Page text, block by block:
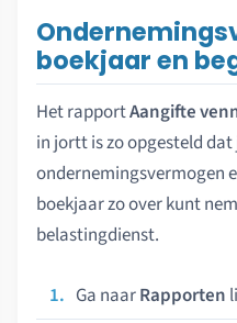
boekjaar en
Het rapportAangifte
in jortt is zo opgesteld dat
ondernemingsvermogen
boekjaar zo over kunt
belastingdienst.
Ga naarRapporten